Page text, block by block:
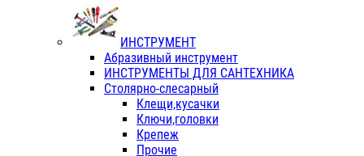
ИНСТРУМЕНТ
Абразивный инструмент
ИНСТРУМЕНТЫ ДЛЯ САНТЕХНИКА
Столярно-слесарный
Клещи,кусачки
Ключи,головки
Крепеж
Прочие